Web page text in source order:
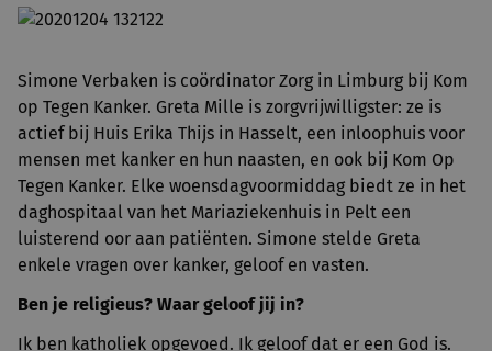
Simone Verbaken is coördinator Zorg in Limburg bij Kom
op Tegen Kanker. Greta Mille is zorgvrijwilligster: ze is
actief bij Huis Erika Thijs in Hasselt, een inloophuis voor
mensen met kanker en hun naasten, en ook bij Kom Op
Tegen Kanker. Elke woensdagvoormiddag biedt ze in het
daghospitaal van het Mariaziekenhuis in Pelt een
luisterend oor aan patiënten. Simone stelde Greta
enkele vragen over kanker, geloof en vasten.
Ben je religieus? Waar geloof jij in?
Ik ben katholiek opgevoed. Ik geloof dat er een God is.